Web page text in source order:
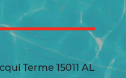
Terme 15011 AL